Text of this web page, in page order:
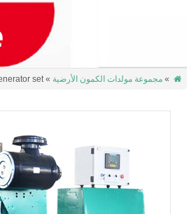
مولدات الكمون الأرضية » Cummins 600kva diesel generator set